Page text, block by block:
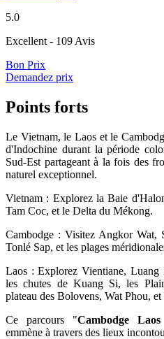
5.0
Excellent - 109 Avis
Bon Prix
Demandez prix
Points forts
Le Vietnam, le Laos et le
d'Indochine durant la période
Sud-Est partageant à la fois des
naturel exceptionnel.
Vietnam : Explorez la Baie
Tam Coc, et le Delta du Mékong.
Cambodge : Visitez Angkor Wat,
Tonlé Sap, et les plages
Laos : Explorez Vientiane, Luang
les chutes de Kuang Si, les
plateau des Bolovens, Wat Phou,
Ce parcours "Cambodge
emmène à travers des lieux